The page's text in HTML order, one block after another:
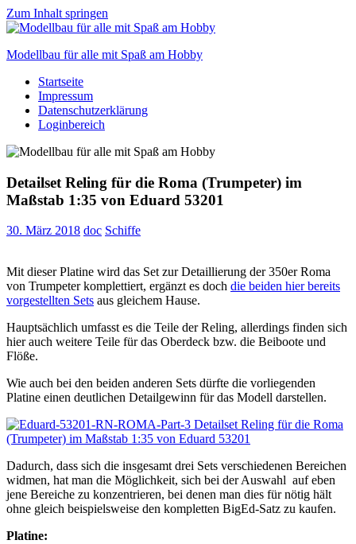
Zum Inhalt springen
Modellbau für alle mit Spaß am Hobby
Scale
modelling
to
Startseite
Impressum
Datenschutzerklärung
Loginbereich
Detailset Reling für die Roma (Trumpeter) im
Maßstab 1:35 von Eduard 53201
30. März 2018 doc Schiffe
Mit dieser Platine wird das Set zur Detaillierung der 350er Roma
von Trumpeter komplettiert, ergänzt es doch die beiden hier bereits
vorgestellten Sets aus gleichem Hause.
Hauptsächlich umfasst es die Teile der Reling, allerdings finden sich
hier auch weitere Teile für das Oberdeck bzw. die Beiboote und
Flöße.
Wie auch bei den beiden anderen Sets dürfte die vorliegenden
Platine einen deutlichen Detailgewinn für das Modell darstellen.
Dadurch, dass sich die insgesamt drei Sets verschiedenen Bereichen
widmen, hat man die Möglichkeit, sich bei der Auswahl auf eben
jene Bereiche zu konzentrieren, bei denen man dies für nötig hält
ohne gleich beispielsweise den kompletten BigEd-Satz zu kaufen.
Platine: